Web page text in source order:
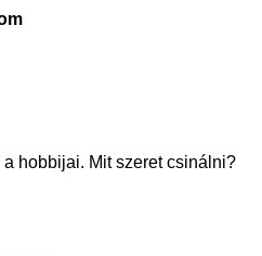
a hobbijai. Mit szeret csinálni?